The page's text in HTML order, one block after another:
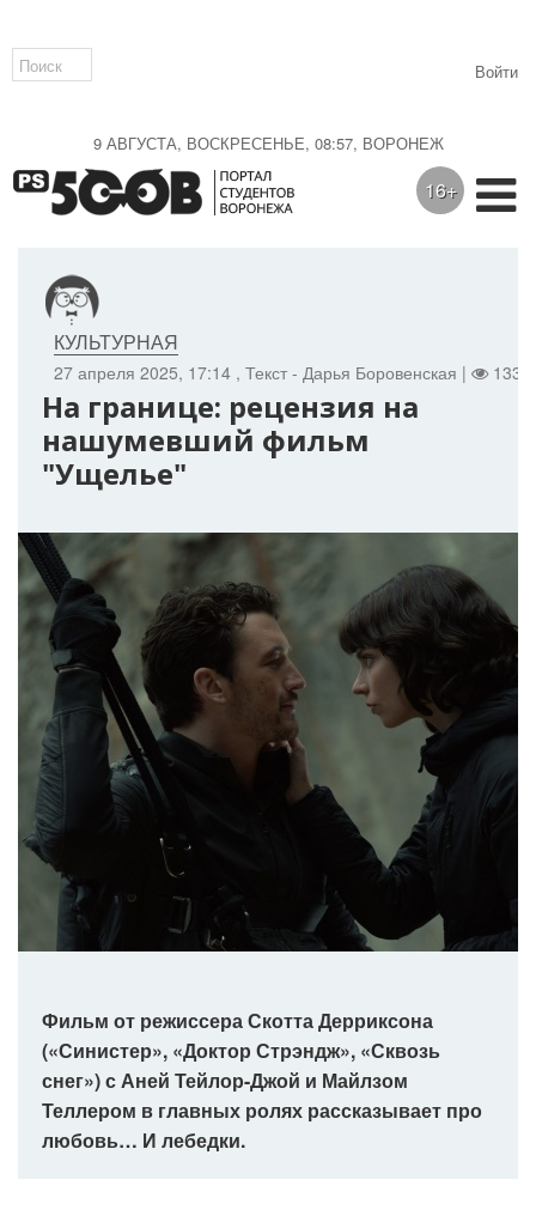
9 АВГУСТА, ВОСКРЕСЕНЬЕ, 08:57, ВОРОНЕЖ
Войти
16+
27 апреля 2025, 17:14 , Текст - Дарья Боровенская |
КУЛЬТУРНАЯ
На границе: рецензия на
нашумевший фильм
"Ущелье"
Фильм от режиссера Скотта Дерриксона
(«Синистер», «Доктор Стрэндж», «Сквозь
снег») с Аней Тейлор-Джой и Майлзом
Теллером в главных ролях рассказывает про
любовь… И лебедки.